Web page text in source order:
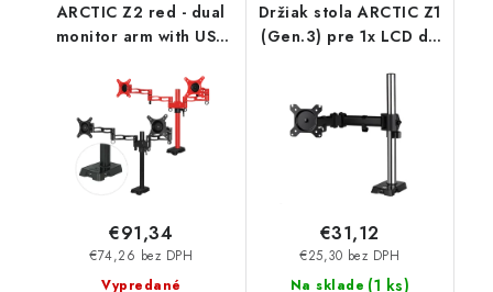
ARCTIC Z2 red - dual
monitor arm with USB
MA008-GBA01 Arctic
Cooling
Vypredané
€74,26 bez DPH
€91,34
Držiak stola ARCTIC Z1
(Gen.3) pre 1x LCD do
USB HUB, čierny
AEMNT00052A Artic
Cooling
Na sklade (1 ks)
€25,30 bez DPH
€31,12